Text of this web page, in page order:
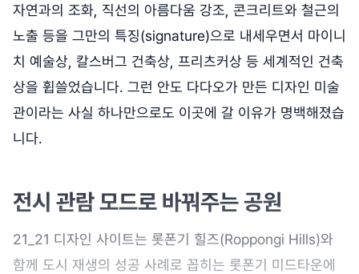
자연과의 조화, 직선의 아름다움 강조, 콘크리트와 철근의
노출 등을 그만의 특징(signature)으로 내세우면서 마이니
치 예술상, 칼스버그 건축상, 프리츠커상 등 세계적인 건축
상을 휩쓸었습니다. 그런 안도 다다오가 만든 디자인 미술
관이라는 사실 하나만으로도 이곳에 갈 이유가 명백해졌습
니다.
전시 관람 모드로 바꿔주는 공원
21_21 디자인 사이트는 롯폰기 힐즈(Roppongi Hills)와
함께 도시 재생의 성공 사례로 꼽히는 롯폰기 미드타운에